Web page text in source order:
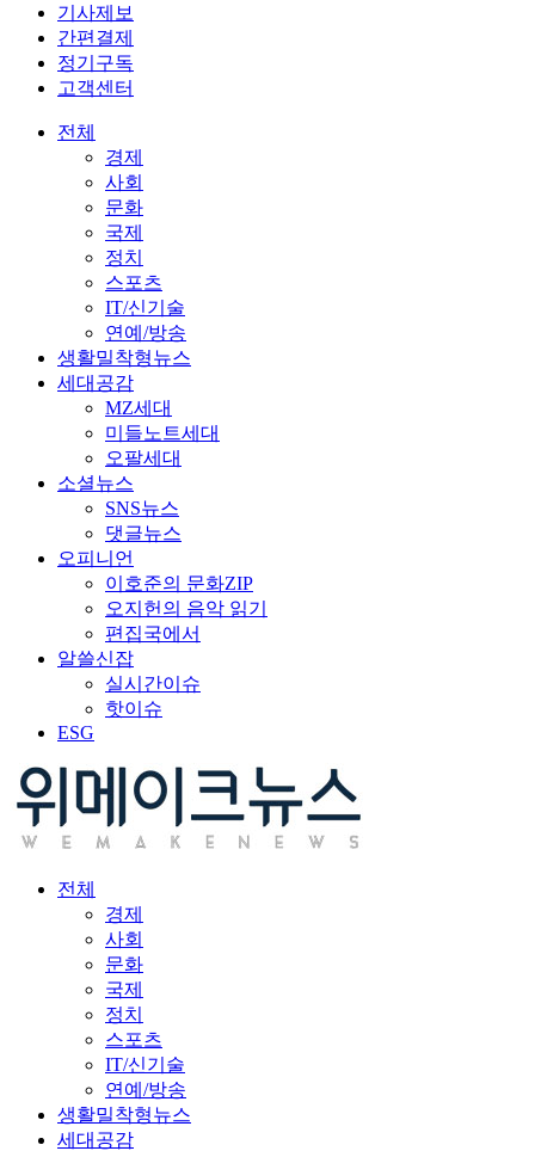
기사제보
간편결제
정기구독
고객센터
전체
경제
사회
문화
국제
정치
스포츠
IT/신기술
연예/방송
생활밀착형뉴스
세대공감
MZ세대
미들노트세대
오팔세대
소셜뉴스
SNS뉴스
댓글뉴스
오피니언
이호준의 문화ZIP
오지헌의 음악 읽기
편집국에서
알쓸신잡
실시간이슈
핫이슈
ESG
전체
경제
사회
문화
국제
정치
스포츠
IT/신기술
연예/방송
생활밀착형뉴스
세대공감